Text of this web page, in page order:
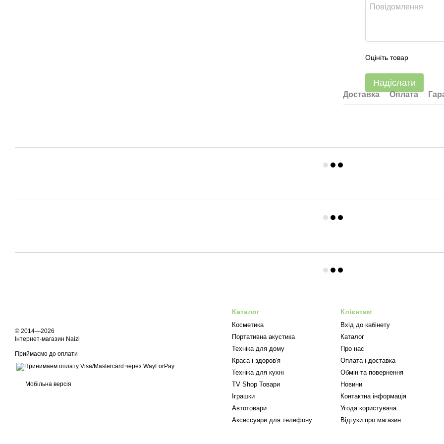
Оцініть товар
Надіслати
Доставка Оплата
© 2014—2026
Інтернет-магазин Naizi
Приймаємо до оплати
Мобільна версія
Каталог
Косметика
Портативна акустика
Техніка для дому
Краса і здоров'я
Техніка для кухні
TV Shop Товари
Іграшки
Автотовари
Аксессуари для телефону
Клієнтам
Вхід до кабінету
Каталог
Про нас
Оплата і доставка
Обмін та повернення
Новини
Контактна інформація
Угода користувача
Відгуки про магазин